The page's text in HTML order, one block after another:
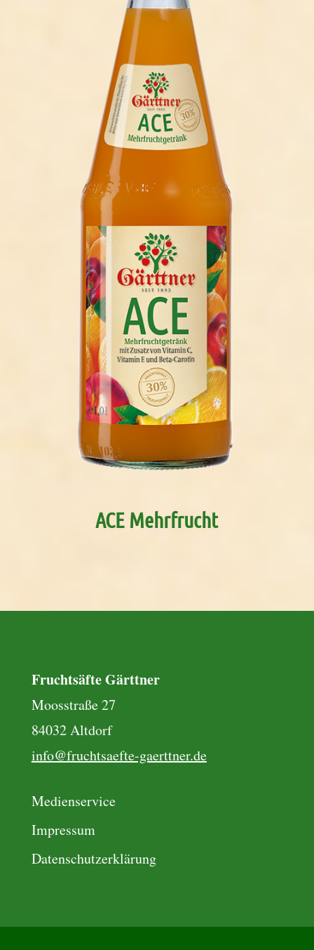
ACE Mehrfrucht
Fruchtsäfte Gärttner
Moosstraße 27
84032 Altdorf
info@fruchtsaefte-gaerttner.de
Medienservice
Impressum
Datenschutzerklärung